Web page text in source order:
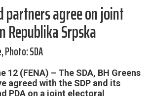
partners agree on joint
Republika Srpska
SDA
12 (FENA) – The SDA, BH Greens
agreed with the SDP and its
PDA on a joint electoral